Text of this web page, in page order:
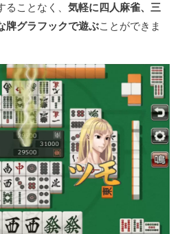
ことなく、 気軽に四人麻雀、三
牌グラフックで遊ぶことができま